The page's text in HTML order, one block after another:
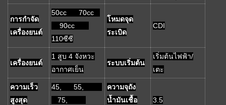
การกำจัด
เครื่องยนต์
50cc 70cc
90cc
110ซีซี
โหมดจุด
ระเบิด
CDI
เครื่องยนต์
1 สูบ 4 จังหวะ
อากาศเย็น
ระบบเริ่มต้น
เริ่มต้นไฟฟ้า/
เตะ
ความเร็ว
สูงสุด
45, 55,
75,
ความจุถัง
น้ำมันเชื้อ
3.5